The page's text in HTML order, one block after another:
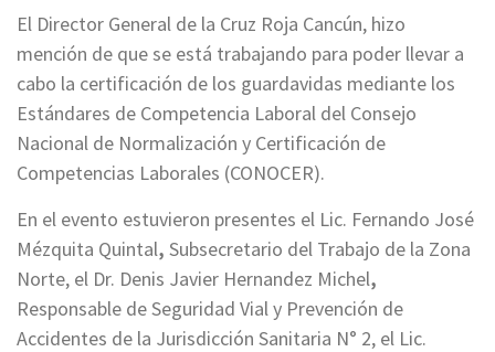
El Director General de la Cruz Roja Cancún, hizo
mención de que se está trabajando para poder llevar a
cabo la certificación de los guardavidas mediante los
Estándares de Competencia Laboral del Consejo
Nacional de Normalización y Certificación de
Competencias Laborales (CONOCER).
En el evento estuvieron presentes el Lic. Fernando José
Mézquita Quintal, Subsecretario del Trabajo de la Zona
Norte, el Dr. Denis Javier Hernandez Michel,
Responsable de Seguridad Vial y Prevención de
Accidentes de la Jurisdicción Sanitaria N° 2, el Lic.